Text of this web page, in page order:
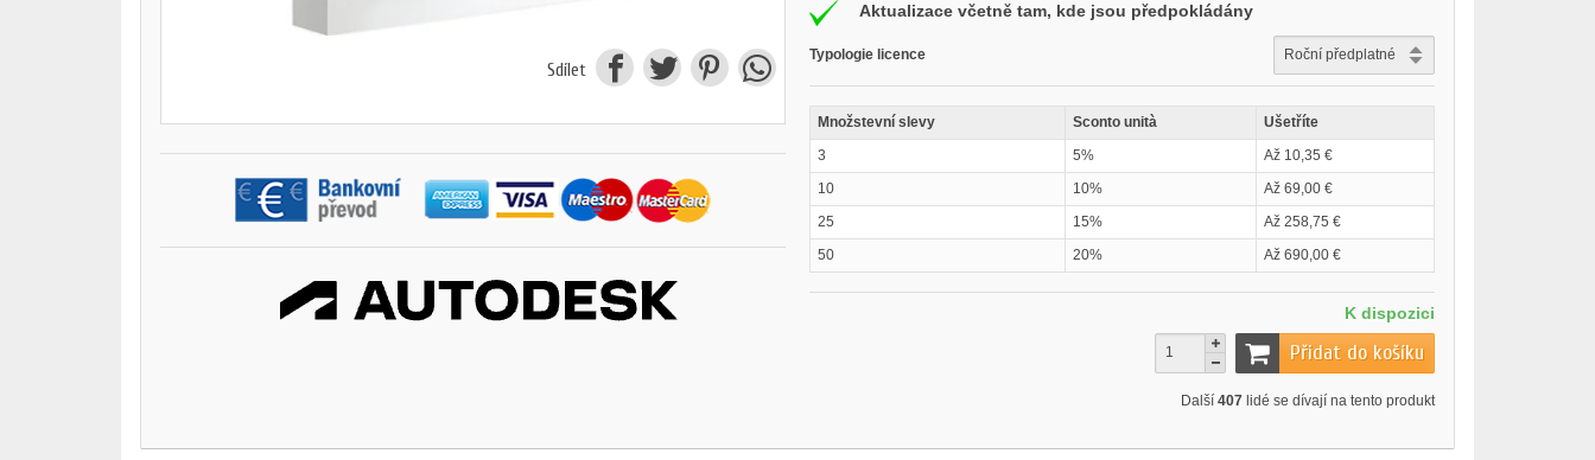
Sdílet
Aktualizace včetně tam, kde jsou předpokládány
Typologie licence
Množstevní slevy Sconto unità
Ušetříte
3
5%
Až 10,35 €
10
10%
Až 69,00 €
25
15%
Až 258,75 €
50
20% Až 690,00 €
K dispozici
Přidat do košíku
Další 407 lidé se dívají na tento produkt